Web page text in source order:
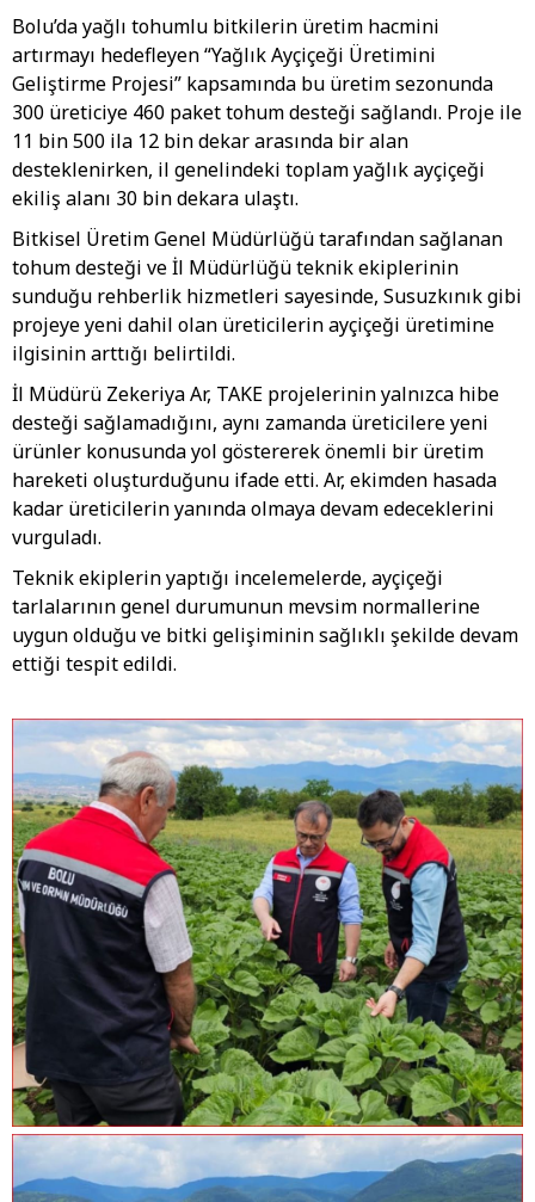
Bolu’da yağlı tohumlu bitkilerin üretim hacmini
artırmayı hedefleyen “Yağlık Ayçiçeği Üretimini
Geliştirme Projesi” kapsamında bu üretim sezonunda
300 üreticiye 460 paket tohum desteği sağlandı. Proje ile
11 bin 500 ila 12 bin dekar arasında bir alan
desteklenirken, il genelindeki toplam yağlık ayçiçeği
ekiliş alanı 30 bin dekara ulaştı.
Bitkisel Üretim Genel Müdürlüğü tarafından sağlanan
tohum desteği ve İl Müdürlüğü teknik ekiplerinin
sunduğu rehberlik hizmetleri sayesinde, Susuzkınık gibi
projeye yeni dahil olan üreticilerin ayçiçeği üretimine
ilgisinin arttığı belirtildi.
İl Müdürü Zekeriya Ar, TAKE projelerinin yalnızca hibe
desteği sağlamadığını, aynı zamanda üreticilere yeni
ürünler konusunda yol göstererek önemli bir üretim
hareketi oluşturduğunu ifade etti. Ar, ekimden hasada
kadar üreticilerin yanında olmaya devam edeceklerini
vurguladı.
Teknik ekiplerin yaptığı incelemelerde, ayçiçeği
tarlalarının genel durumunun mevsim normallerine
uygun olduğu ve bitki gelişiminin sağlıklı şekilde devam
ettiği tespit edildi.